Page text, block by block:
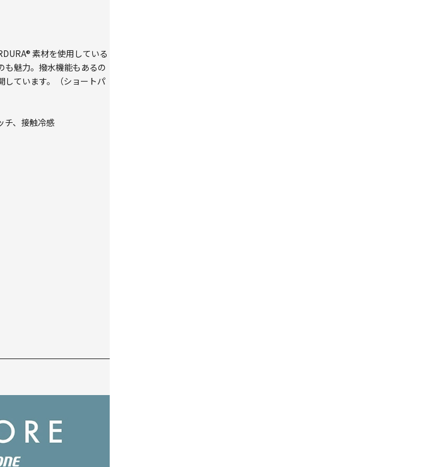
素材を使用している
も魅力。撥水機能もあるの
しています。（ショートパ
チ、接触冷感